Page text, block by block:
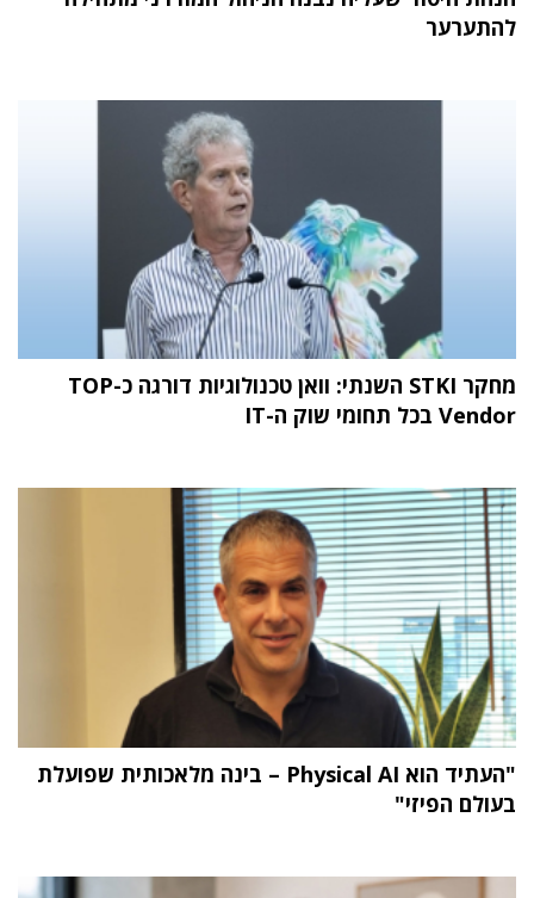
להתערער
מחקר STKI השנתי: וואן טכנולוגיות דורגה כ-TOP
Vendor בכל תחומי שוק ה-IT
"העתיד הוא Physical AI – בינה מלאכותית שפועלת
בעולם הפיזי"